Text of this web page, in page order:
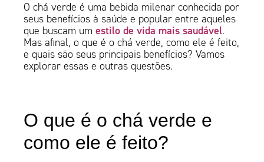
O chá verde é uma bebida milenar conhecida por
seus benefícios à saúde e popular entre aqueles
que buscam umestilo de vida mais saudável.
Mas afinal, o que é o chá verde, como ele é feito,
e quais são seus principais benefícios? Vamos
explorar essas e outras questões.
O que é o chá verde e
como ele é feito?